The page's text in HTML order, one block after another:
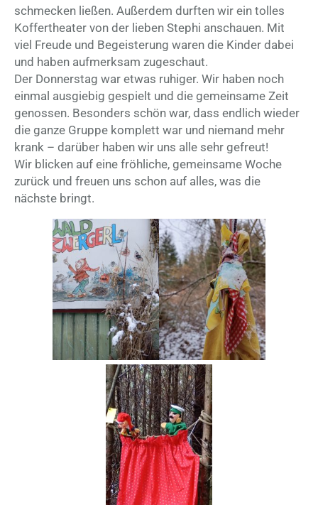
schmecken ließen. Außerdem durften wir ein tolles
Koffertheater von der lieben Stephi anschauen. Mit
viel Freude und Begeisterung waren die Kinder dabei
und haben aufmerksam zugeschaut.
Der Donnerstag war etwas ruhiger. Wir haben noch
einmal ausgiebig gespielt und die gemeinsame Zeit
genossen. Besonders schön war, dass endlich wieder
die ganze Gruppe komplett war und niemand mehr
krank – darüber haben wir uns alle sehr gefreut!
Wir blicken auf eine fröhliche, gemeinsame Woche
zurück und freuen uns schon auf alles, was die
nächste bringt.